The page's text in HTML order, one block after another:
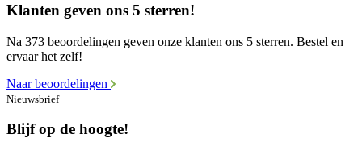
Klanten geven ons 5 sterren!
Na 373 beoordelingen geven onze klanten ons 5 sterren. Bestel en
ervaar het zelf!
Naar beoordelingen
Nieuwsbrief
Blijf op de hoogte!